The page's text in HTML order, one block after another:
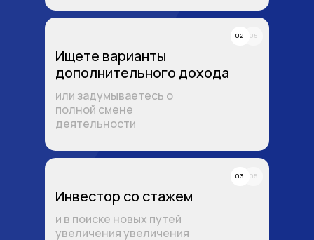
Ищете варианты
дополнительного дохода
или задумываетесь о
полной смене
деятельности
05
02
Инвестор со стажем
и в поиске новых путей
увеличения увеличения
05
03